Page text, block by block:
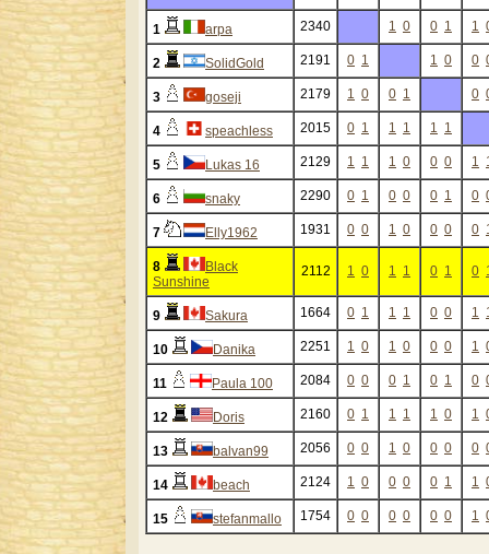
1 arpa 2340 1 0 0 1 1
2 SolidGold 2191 0 1 1 0 0
3 goseji 2179 1 0 0 1 0
4 speachless 2015 0 1 1 1 1 1
5 Lukas 16 2129 1 1 1 0 0 0 1
6 snaky 2290 0 1 0 0 0 1 0
7 Elly1962 1931 0 0 1 0 0 0 0
8
Black
Sunshine
2112 1 0 1 1 0 1 0
9 Sakura 1664 0 1 1 1 0 0 1
10 Danika 2251 1 0 1 0 0 0 1
11 Paula 100 2084 0 0 0 1 0 1 0
12 Doris 2160 0 1 1 1 1 0 1
13 balvan99 2056 0 0 1 0 0 0 0
14 beach 2124 1 0 0 0 0 1 1
15 stefanmallo 1754 0 0 0 0 0 0 1